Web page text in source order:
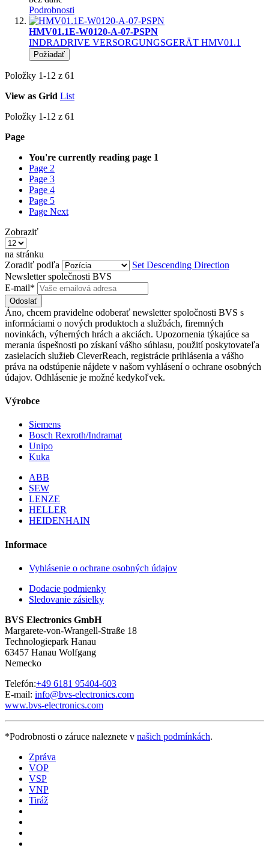
Podrobnosti
HMV01.1E-W0120-A-07-PSPN
INDRADRIVE VERSORGUNGSGERÄT HMV01.1
Požiadať
Položky 1-12 z 61
View as Grid List
Položky 1-12 z 61
Page
You're currently reading page 1
Page 2
Page 3
Page 4
Page 5
Page Next
Zobraziť
na stránku
Zoradiť podľa
Set Descending Direction
Newsletter společnosti BVS
E-mail*
Odoslať
Áno, chcem pravidelne odoberať newsletter spoločnosti BVS s
informáciami o nových produktoch a službách, firemných
novinkách, výherných hrách a akciách. Upozornenia týkajúce sa
merania úspešnosti po získaní vášho súhlasu, použití poskytovateľa
zasielacích služieb CleverReach, registrácie prihlásenia a vášho
práva na odstúpenie nájdete v našom vyhlásení o ochrane osobných
údajov. Odhlásenie je možné kedykoľvek.
Výrobce
Siemens
Bosch Rexroth/Indramat
Unipo
Kuka
ABB
SEW
LENZE
HELLER
HEIDENHAIN
Informace
Vyhlásenie o ochrane osobných údajov
Dodacie podmienky
Sledovanie zásielky
BVS Electronics GmbH
Margarete-von-Wrangell-Straße 18
Technologiepark Hanau
63457 Hanau Wolfgang
Nemecko
Telefón:+49 6181 95404-603
E-mail: info@bvs-electronics.com
www.bvs-electronics.com
*Podrobnosti o záruce naleznete v našich podmínkách.
Zpráva
VOP
VSP
VNP
Tiráž